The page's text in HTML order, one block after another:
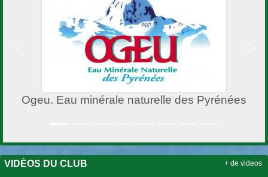
Club Henry XV
VIDÉOS DU CLUB + de videos